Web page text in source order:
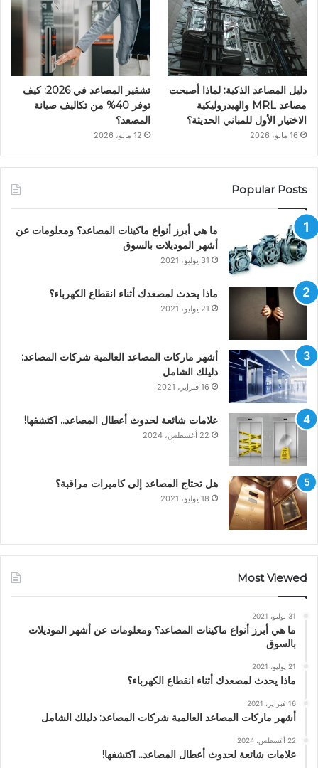
دليل المصاعد الذكية: لماذا أصبحت
مصاعد MRL والهيدروليكية
الاختيار الأول للمباني الحديثة؟
16 مايو، 2026
تشفير المصاعد في 2026: كيف
توفر 40% من تكاليف صيانة
المصعد؟
12 مايو، 2026
Popular Posts
ما هي أبرز أنواع ماكينات المصاعد؟ ومعلومات عن
أشهر الموديلات بالسوق
31 يوليو، 2021
ماذا يحدث لمصعدك أثناء انقطاع الكهرباء؟
21 يوليو، 2021
أشهر ماركات المصاعد العالمية شركات المصاعد:
دليلك الشامل
16 فبراير، 2021
علامات شائعة لحدوث أعطال المصاعد.. اكتشفها!
22 أغسطس، 2024
هل تحتاج المصاعد إلى كاميرات مراقبة؟
18 يوليو، 2021
Most Viewed
31 يوليو، 2021
ما هي أبرز أنواع ماكينات المصاعد؟ ومعلومات عن أشهر الموديلات
بالسوق
21 يوليو، 2021
ماذا يحدث لمصعدك أثناء انقطاع الكهرباء؟
16 فبراير، 2021
أشهر ماركات المصاعد العالمية شركات المصاعد: دليلك الشامل
22 أغسطس، 2024
علامات شائعة لحدوث أعطال المصاعد.. اكتشفها!